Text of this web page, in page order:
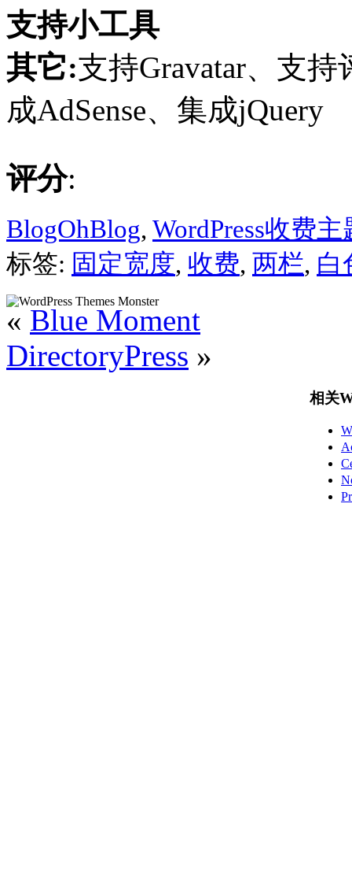
支持小工具
其它:支持Gravatar、支
成AdSense、集成jQuery
评分:
BlogOhBlog, WordPress收费主
标签: 固定宽度, 收费, 两栏, 白
« Blue Moment
DirectoryPress »
相关